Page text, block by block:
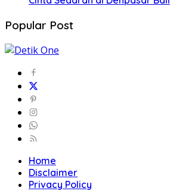
Popular Post
Home
Disclaimer
Privacy Policy